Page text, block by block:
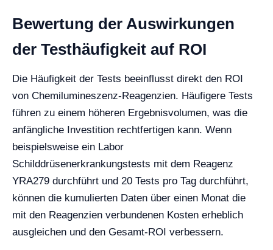
Bewertung der Auswirkungen
der Testhäufigkeit auf ROI
Die Häufigkeit der Tests beeinflusst direkt den ROI
von Chemilumineszenz-Reagenzien. Häufigere Tests
führen zu einem höheren Ergebnisvolumen, was die
anfängliche Investition rechtfertigen kann. Wenn
beispielsweise ein Labor
Schilddrüsenerkrankungstests mit dem Reagenz
YRA279 durchführt und 20 Tests pro Tag durchführt,
können die kumulierten Daten über einen Monat die
mit den Reagenzien verbundenen Kosten erheblich
ausgleichen und den Gesamt-ROI verbessern.